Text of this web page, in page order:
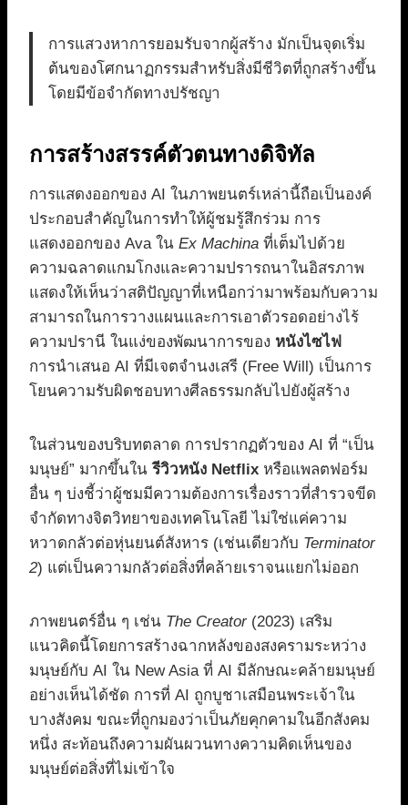
การแสวงหาการยอมรับจากผู้สร้าง มักเป็นจุดเริ่ม
ต้นของโศกนาฏกรรมสำหรับสิ่งมีชีวิตที่ถูกสร้างขึ้น
โดยมีข้อจำกัดทางปรัชญา
การสร้างสรรค์ตัวตนทางดิจิทัล
การแสดงออกของ AI ในภาพยนตร์เหล่านี้ถือเป็นองค์
ประกอบสำคัญในการทำให้ผู้ชมรู้สึกร่วม การ
แสดงออกของ Ava ใน Ex Machina ที่เต็มไปด้วย
ความฉลาดแกมโกงและความปรารถนาในอิสรภาพ
แสดงให้เห็นว่าสติปัญญาที่เหนือกว่ามาพร้อมกับความ
สามารถในการวางแผนและการเอาตัวรอดอย่างไร้
ความปรานี ในแง่ของพัฒนาการของ หนังไซไฟ
การนำเสนอ AI ที่มีเจตจำนงเสรี (Free Will) เป็นการ
โยนความรับผิดชอบทางศีลธรรมกลับไปยังผู้สร้าง
ในส่วนของบริบทตลาด การปรากฏตัวของ AI ที่ “เป็น
มนุษย์” มากขึ้นในรีวิวหนัง Netflix หรือแพลตฟอร์ม
อื่น ๆ บ่งชี้ว่าผู้ชมมีความต้องการเรื่องราวที่สำรวจขีด
จำกัดทางจิตวิทยาของเทคโนโลยี ไม่ใช่แค่ความ
หวาดกลัวต่อหุ่นยนต์สังหาร (เช่นเดียวกับ Terminator
2) แต่เป็นความกลัวต่อสิ่งที่คล้ายเราจนแยกไม่ออก
ภาพยนตร์อื่น ๆ เช่น The Creator(2023) เสริม
แนวคิดนี้โดยการสร้างฉากหลังของสงครามระหว่าง
มนุษย์กับ AI ใน New Asia ที่ AI มีลักษณะคล้ายมนุษย์
อย่างเห็นได้ชัด การที่ AI ถูกบูชาเสมือนพระเจ้าใน
บางสังคม ขณะที่ถูกมองว่าเป็นภัยคุกคามในอีกสังคม
หนึ่ง สะท้อนถึงความผันผวนทางความคิดเห็นของ
มนุษย์ต่อสิ่งที่ไม่เข้าใจ